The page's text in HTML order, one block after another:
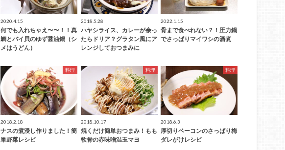
2020.4.15
何でも入れちゃえ〜〜！！真
鯛とバイ貝のゆず醤油鍋（シ
メはうどん）
2018.5.28
ハヤシライス、カレーが余っ
たらドリア？グラタン風にア
レンジしておつまみに
2022.1.15
骨まで食べれない？！圧力鍋
でさっぱりマイワシの酒煮
料理
2018.2.18
ナスの煮浸し作りました！簡
単野菜レシピ
料理
2018.10.17
焼くだけ簡単おつまみ！もも
軟骨の赤味噌温玉マヨ
料理
2018.6.3
厚切りベーコンのさっぱり梅
ダレがけレシピ